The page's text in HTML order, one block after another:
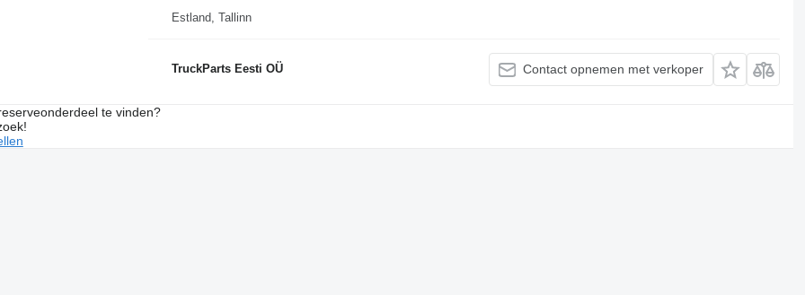
Estland, Tallinn
TruckParts Eesti OÜ Contact opnemen met verkoper
te vinden?